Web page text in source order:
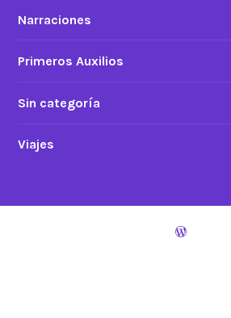
Narraciones
Primeros Auxilios
Sin categoría
Viajes